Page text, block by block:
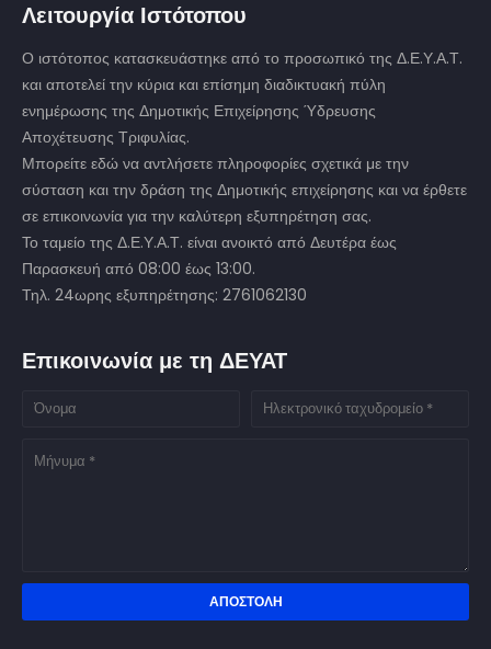
Λειτουργία Ιστότοπου
Ο ιστότοπος κατασκευάστηκε από το προσωπικό της Δ.Ε.Υ.Α.Τ.
και αποτελεί την κύρια και επίσημη διαδικτυακή πύλη
ενημέρωσης της Δημοτικής Επιχείρησης Ύδρευσης
Αποχέτευσης Τριφυλίας.
Μπορείτε εδώ να αντλήσετε πληροφορίες σχετικά με την
σύσταση και την δράση της Δημοτικής επιχείρησης και να έρθετε
σε επικοινωνία για την καλύτερη εξυπηρέτηση σας.
Το ταμείο της Δ.Ε.Υ.Α.Τ. είναι ανοικτό από Δευτέρα έως
Παρασκευή από 08:00 έως 13:00.
Τηλ. 24ωρης εξυπηρέτησης: 2761062130
Επικοινωνία με τη ΔΕΥΑΤ